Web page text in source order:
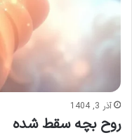
آذر 3, 1404
روح بچه سقط شده